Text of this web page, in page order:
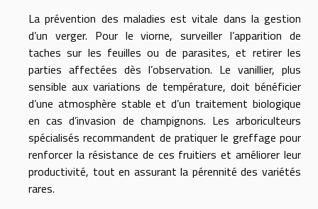
La prévention des maladies est vitale dans la gestion
d’un verger. Pour le viorne, surveiller l’apparition de
taches sur les feuilles ou de parasites, et retirer les
parties affectées dès l’observation. Le vanillier, plus
sensible aux variations de température, doit bénéficier
d’une atmosphère stable et d’un traitement biologique
en cas d’invasion de champignons. Les arboriculteurs
spécialisés recommandent de pratiquer le greffage pour
renforcer la résistance de ces fruitiers et améliorer leur
productivité, tout en assurant la pérennité des variétés
rares.